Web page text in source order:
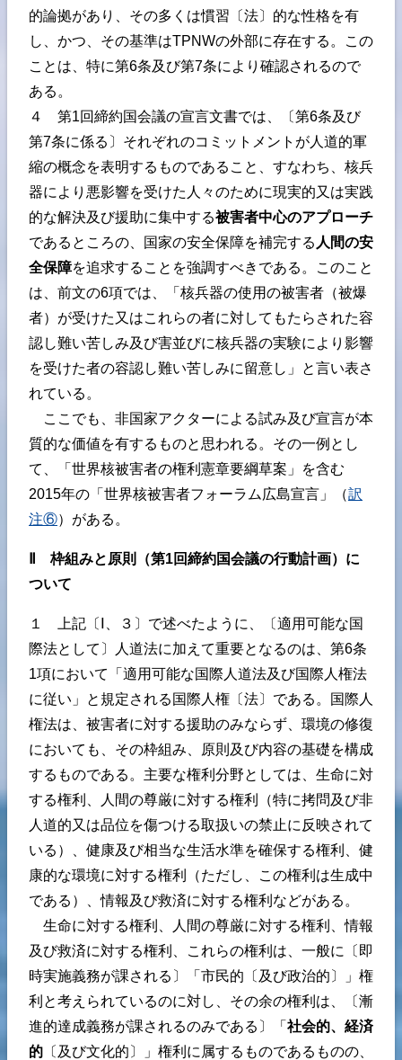
的論拠があり、その多くは慣習〔法〕的な性格を有
し、かつ、その基準はTPNWの外部に存在する。この
ことは、特に第6条及び第7条により確認されるので
ある。
４ 第1回締約国会議の宣言文書では、〔第6条及び
第7条に係る〕それぞれのコミットメントが人道的軍
縮の概念を表明するものであること、すなわち、核兵
器により悪影響を受けた人々のために現実的又は実践
的な解決及び援助に集中する被害者中心のアプローチ
であるところの、国家の安全保障を補完する 人間の安
全保障を追求することを強調すべきである。このこと
は、前文の6項では、「核兵器の使用の被害者（被爆
者）が受けた又はこれらの者に対してもたらされた容
認し難い苦しみ及び害並びに核兵器の実験により影響
を受けた者の容認し難い苦しみに留意し」と言い表さ
れている。
ここでも、非国家アクターによる試み及び宣言が本
質的な価値を有するものと思われる。その一例とし
て、「世界核被害者の権利憲章要綱草案」を含む
2015年の「世界核被害者フォーラム広島宣言」（訳
注⑥）がある。
Ⅱ 枠組みと原則（第1回締約国会議の行動計画）に
ついて
１ 上記〔Ⅰ、３〕で述べたように、〔適用可能な国
際法として〕人道法に加えて重要となるのは、第6条
1項において「適用可能な国際人道法及び国際人権法
に従い」と規定される国際人権〔法〕である。国際人
権法は、被害者に対する援助のみならず、環境の修復
においても、その枠組み、原則及び内容の基礎を構成
するものである。主要な権利分野としては、生命に対
する権利、人間の尊厳に対する権利（特に拷問及び非
人道的又は品位を傷つける取扱いの禁止に反映されて
いる）、健康及び相当な生活水準を確保する権利、健
康的な環境に対する権利（ただし、この権利は生成中
である）、情報及び救済に対する権利などがある。
生命に対する権利、人間の尊厳に対する権利、情報
及び救済に対する権利、これらの権利は、一般に〔即
時実施義務が課される〕「市民的〔及び政治的〕」権
利と考えられているのに対し、その余の権利は、〔漸
進的達成義務が課されるのみである〕「 社会的、経済
的 〔及び文化的〕」権利に属するものであるものの、